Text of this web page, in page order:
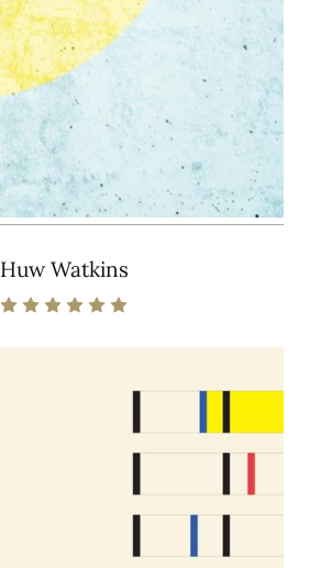
Huw Watkins